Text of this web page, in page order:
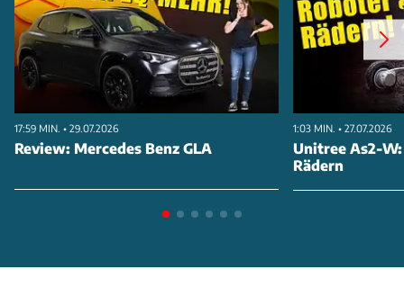
17:59 MIN. • 29.07.2026
Review: Mercedes Benz GLA
1:03 MIN. • 27.07.2026
Unitree As2-
Rädern